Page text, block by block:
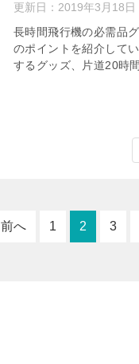
更新日： 2019年3月18日
長時間飛行機の必需品
のポイントを紹介して
するグッズ、片道20時
前へ 1 2 3